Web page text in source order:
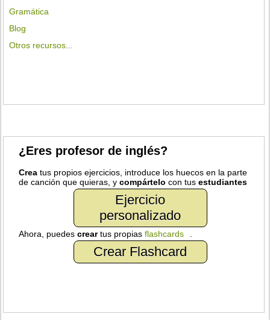
Gramática
Blog
Otros recursos...
¿Eres profesor de inglés?
Crea tus propios ejercicios, introduce los huecos en la parte
de canción que quieras, ycompártelo con tusestudiantes
Ejercicio
personalizado
Ahora, puedescreartus propiasflashcards
Crear Flashcard